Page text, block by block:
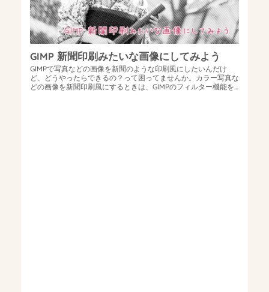
GIMP 新聞印刷みたいな画像にしてみよう
GIMPで写真などの画像を新聞のような印刷風にしたいんだけ
ど、どうやったらできるの？って困ってませんか。カラー写真な
どの画像を新聞印刷風にするときは、GIMPのフィルター機能を